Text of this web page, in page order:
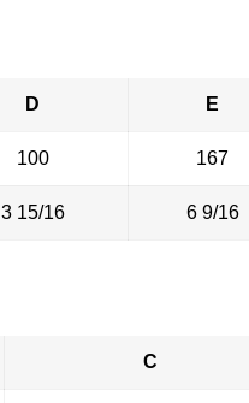
D E
100 167
3 15/16 6 9/16
C